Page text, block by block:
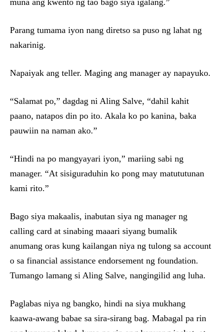
muna ang kwento ng tao bago siya igalang.”
Parang tumama iyon nang diretso sa puso ng lahat ng
nakarinig.
Napaiyak ang teller. Maging ang manager ay napayuko.
“Salamat po,” dagdag ni Aling Salve, “dahil kahit
paano, natapos din po ito. Akala ko po kanina, baka
pauwiin na naman ako.”
“Hindi na po mangyayari iyon,” mariing sabi ng
manager. “At sisiguraduhin ko pong may matututunan
kami rito.”
Bago siya makaalis, inabutan siya ng manager ng
calling card at sinabing maaari siyang bumalik
anumang oras kung kailangan niya ng tulong sa account
o sa financial assistance endorsement ng foundation.
Tumango lamang si Aling Salve, nangingilid ang luha.
Paglabas niya ng bangko, hindi na siya mukhang
kaawa-awang babae sa sira-sirang bag. Mabagal pa rin